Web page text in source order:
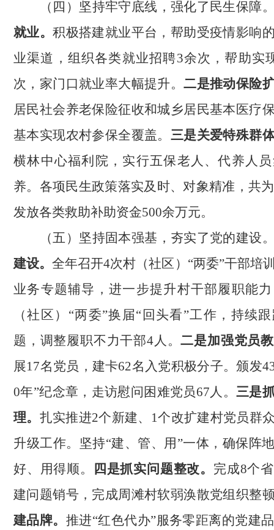
（四）坚持牢守底线，强化了民生保障
就业。积极搭建就业平台，帮助受疫情影响
业渠道，组织各类就业招聘3余次，帮助实
次，家门口就业率大幅提升。二是推动保险
居民社会养老保险征收和城乡居民基本医疗
基本实现农村参保全覆盖。 三是关爱特殊群
横林中心福利院，实行五保老人、代养人
养。各项民生政策落实及时、对象精准，共为
发放各类救助补助资金500余万元。
（五）坚持固本强基，夯实了党的建设
建设。全年召开4次村（社区）“两委”干部培
业务专题辅导，进一步提升村干部履职能
（社区）“两委”换届“回头看”工作，持续
题，调整履职不力干部4人。二是加强党员
展17名党员，建卡62名入党积极分子。颁发
0年”纪念章，走访慰问困难党员67人。 三是
理。 扎实推进2个新建、1个改扩建村党员群
升级工作。坚持“建、管、用”一体，确保阵
好、用得顺。
四是抓实问题整改。 完成8个
建问题销号，完成周滩村软弱涣散党组织整
建品牌。 推进“红色代办”服务零距离的党建